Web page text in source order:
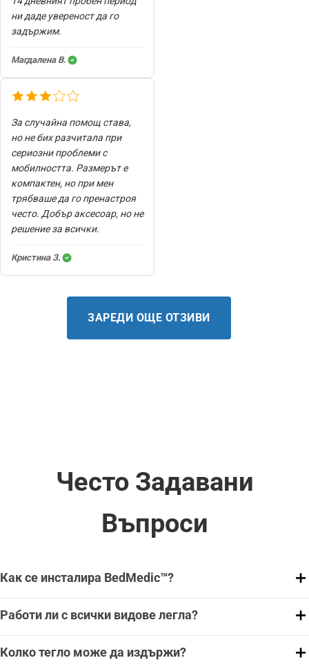
ни даде увереност да го
задържим.
Магдалена В.
За случайна помощ става,
но не бих разчитала при
сериозни проблеми с
мобилността. Размерът е
компактен, но при мен
трябваше да го пренастроя
често. Добър аксесоар, но не
решение за всички.
Кристина З.
ЗАРЕДИ ОЩЕ ОТЗИВИ
Често Задавани
Въпроси
Как се инсталира BedMedic™?
Работи ли с всички видове легла?
Колко тегло може да издържи?